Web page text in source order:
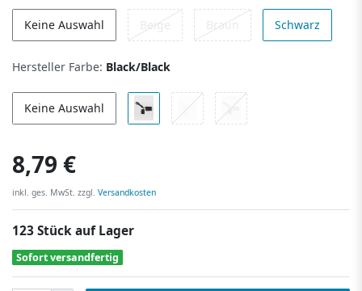
Keine Auswahl Beige Braun Schwarz
Hersteller Farbe: Black/Black
Keine Auswahl
8,79 €
inkl. ges. MwSt. zzgl. Versandkosten
123 Stück auf Lager
Sofort versandfertig